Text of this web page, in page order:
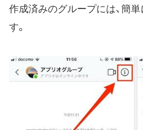
作成済みのグループには、簡
す。